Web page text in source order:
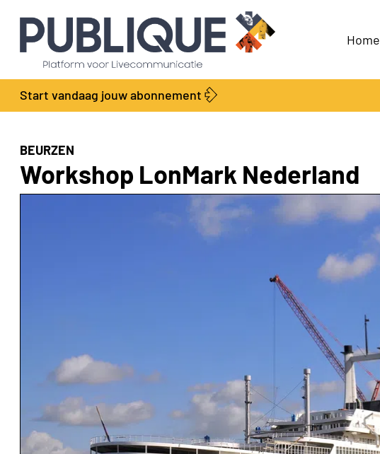
Home
Start vandaag jouw abonnement
BEURZEN
Workshop LonMark Nederland